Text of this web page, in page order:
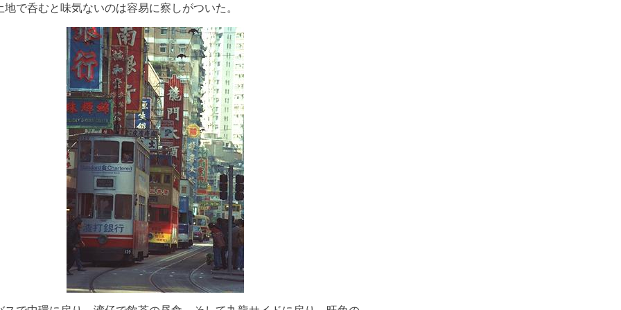
地で呑むと味気ないのは容易に察しがついた。